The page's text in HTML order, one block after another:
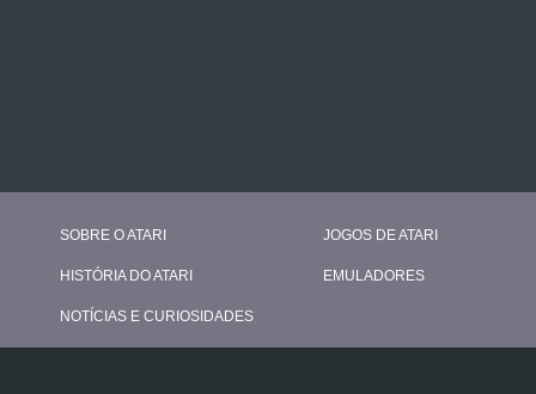
SOBRE O ATARI
HISTÓRIA DO ATARI
NOTÍCIAS E CURIOSIDADES
JOGOS DE ATARI
EMULADORES